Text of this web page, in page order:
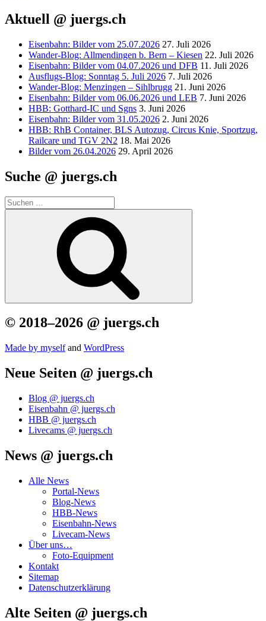
Aktuell @ juergs.ch
Eisenbahn: Bilder vom 25.07.2026 27. Juli 2026
Wander-Blog: Allmendingen b. Bern – Kiesen 22. Juli 2026
Eisenbahn: Bilder vom 04.07.2026 und DFB 11. Juli 2026
Ausflugs-Blog: Sonntag 5. Juli 2026 7. Juli 2026
Wander-Blog: Menzingen – Sihlbrugg 21. Juni 2026
Eisenbahn: Bilder vom 06.06.2026 und LEB 7. Juni 2026
HBB: Gotthard-IC und Sgns 3. Juni 2026
Eisenbahn: Bilder vom 31.05.2026 2. Juni 2026
HBB: RhB Container, BLS Autozug, Circus Knie, Sportzug,
Railcare und TGV 2N2 18. Mai 2026
Bilder vom 26.04.2026 29. April 2026
Suche @ juergs.ch
Suchen
nach:
© 2018–2026 @ juergs.ch
Made by mys­elfand Word­Press
Neue Seiten @ juergs.ch
Blog @ juergs.ch
Eisenbahn @ juergs.ch
HBB @ juergs.ch
Livecams @ juergs.ch
News @ juergs.ch
Alle News
Portal-News
Blog-News
HBB-News
Eisenbahn-News
Livecam-News
Über uns…
Foto-Equipment
Kontakt
Sitemap
Datenschutzerklärung
Alte Seiten @ juergs.ch